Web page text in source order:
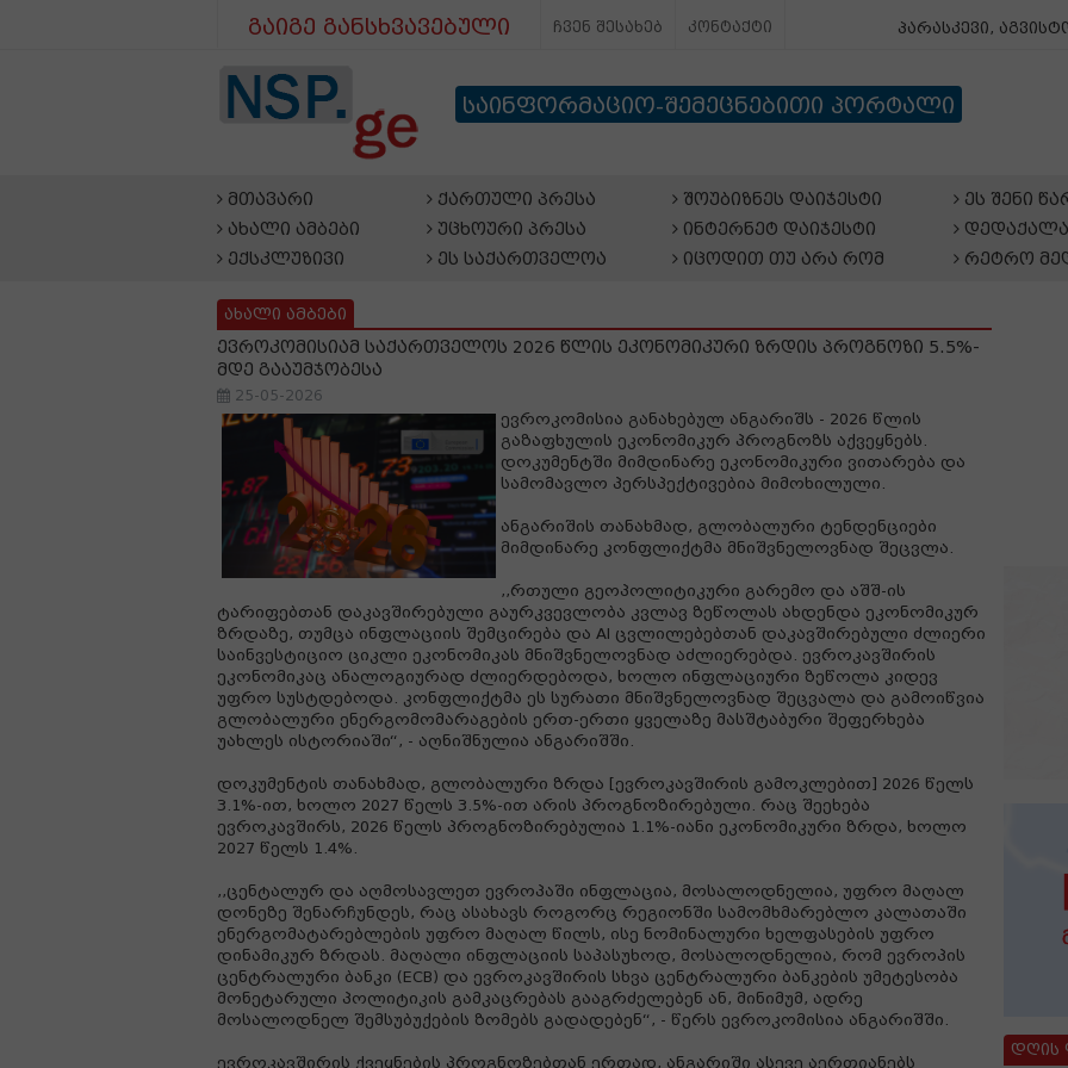
გაიგე განსხვავებული ჩვენ შესახებ კონტაქტი პარასკევი,
საინფორმაციო-შემეცნებითი პორტალი
მთავარი
ახალი ამბები
ექსკლუზივი
ქართული პრესა
უცხოური პრესა
ეს საქართველოა
შოუბიზნეს დაიჯესტი
ინტერნეტ დაიჯესტი
იცოდით თუ არა რომ
ეს შენი
რეტრო
ახალი ამბები
ევროკომისიამ საქართველოს 2026 წლის ეკონომიკური ზრდის პროგნოზი 5.5%-
მდე გააუმჯობესა
25-05-2026
ევროკომისია განახებულ ანგარიშს - 2026 წლის
გაზაფხულის ეკონომიკურ პროგნოზს აქვეყნებს.
დოკუმენტში მიმდინარე ეკონომიკური ვითარება და
სამომავლო პერსპექტივებია მიმოხილული.
ანგარიშის თანახმად, გლობალური ტენდენციები
მიმდინარე კონფლიქტმა მნიშვნელოვნად შეცვლა.
,,რთული გეოპოლიტიკური გარემო და აშშ-ის
ტარიფებთან დაკავშირებული გაურკვევლობა კვლავ ზეწოლას ახდენდა ეკონომიკურ
ზრდაზე, თუმცა ინფლაციის შემცირება და AI ცვლილებებთან დაკავშირებული ძლიერი
საინვესტიციო ციკლი ეკონომიკას მნიშვნელოვნად აძლიერებდა. ევროკავშირის
ეკონომიკაც ანალოგიურად ძლიერდებოდა, ხოლო ინფლაციური ზეწოლა კიდევ
უფრო სუსტდებოდა. კონფლიქტმა ეს სურათი მნიშვნელოვნად შეცვალა და გამოიწვია
გლობალური ენერგომომარაგების ერთ-ერთი ყველაზე მასშტაბური შეფერხება
უახლეს ისტორიაში“, - აღნიშნულია ანგარიშში.
დოკუმენტის თანახმად, გლობალური ზრდა [ევროკავშირის გამოკლებით] 2026 წელს
3.1%-ით, ხოლო 2027 წელს 3.5%-ით არის პროგნოზირებული. რაც შეეხება
ევროკავშირს, 2026 წელს პროგნოზირებულია 1.1%-იანი ეკონომიკური ზრდა, ხოლო
2027 წელს 1.4%.
,,ცენტალურ და აღმოსავლეთ ევროპაში ინფლაცია, მოსალოდნელია, უფრო მაღალ
დონეზე შენარჩუნდეს, რაც ასახავს როგორც რეგიონში სამომხმარებლო კალათაში
ენერგომატარებლების უფრო მაღალ წილს, ისე ნომინალური ხელფასების უფრო
დინამიკურ ზრდას. მაღალი ინფლაციის საპასუხოდ, მოსალოდნელია, რომ ევროპის
ცენტრალური ბანკი (ECB) და ევროკავშირის სხვა ცენტრალური ბანკების უმეტესობა
მონეტარული პოლიტიკის გამკაცრებას გააგრძელებენ ან, მინიმუმ, ადრე
მოსალოდნელ შემსუბუქების ზომებს გადადებენ“, - წერს ევროკომისია ანგარიშში.
ევროკავშირის ქვეყნების პროგნოზებთან ერთად, ანგარიში ასევე აერთიანებს
დღის